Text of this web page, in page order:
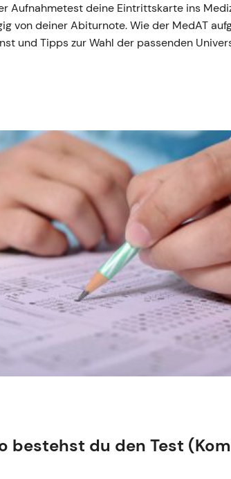
Aufnahmetest deine Eintrittskarte ins
von deiner Abiturnote. Wie der MedAT
und Tipps zur Wahl der passenden
bestehst du den Test